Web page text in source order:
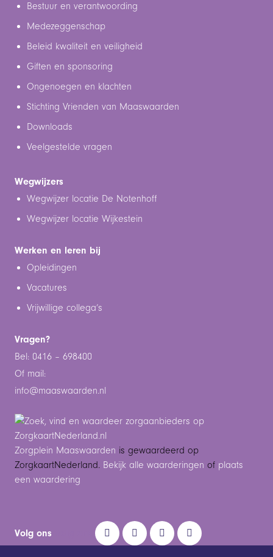
Bestuur en verantwoording
Medezeggenschap
Beleid kwaliteit en veiligheid
Giften en sponsoring
Ongenoegen en klachten
Stichting Vrienden van Maaswaarden
Downloads
Veelgestelde vragen
Wegwijzers
Wegwijzer locatie De Notenhoff
Wegwijzer locatie Wijkestein
Werken en leren bij
Opleidingen
Vacatures
Vrijwillige collega’s
Vragen?
Bel: 0416 – 698400
Of mail:
info@maaswaarden.n
Zorgplein Maaswaarden is gewaardeerd op
ZorgkaartNederland. Bekijk alle waarderingen of plaats
een waardering
Volg ons